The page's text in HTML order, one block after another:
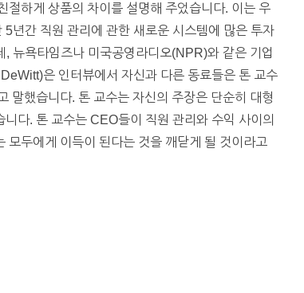
절하게 상품의 차이를 설명해 주었습니다. 이는 우
년간 직원 관리에 관한 새로운 시스템에 많은 투자
뉴욕타임즈나 미국공영라디오(NPR)와 같은 기업
은 인터뷰에서 자신과 다른 동료들은 톤 교수
말했습니다. 톤 교수는 자신의 주장은 단순히 대형
다. 톤 교수는 CEO들이 직원 관리와 수익 사이의
모두에게 이득이 된다는 것을 깨닫게 될 것이라고